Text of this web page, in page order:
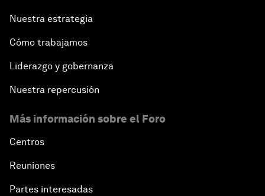
Nuestra estrategia
Cómo trabajamos
Liderazgo y gobernanza
Nuestra repercusión
Más información sobre el Foro
Centros
Reuniones
Partes interesadas